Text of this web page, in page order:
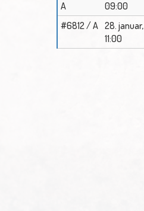
A
09:00
#6812 / A 28. januar,
11:00